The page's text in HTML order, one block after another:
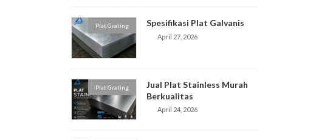
Plat Grating Spesifikasi Plat Galvanis
April 27, 2026
Plat Grating
Jual Plat Stainless Murah
Berkualitas
April 24, 2026